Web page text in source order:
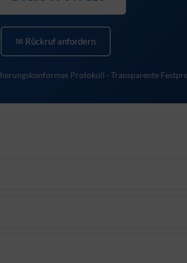
✉ Rückruf anfordern
Protokoll · Transparente